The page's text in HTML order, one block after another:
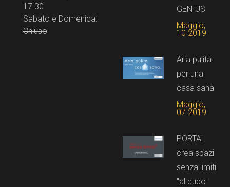
17.30
Sabato e Domenica:
Chiuso
GENIUS
Maggio,
10 2019
Aria pulita
per una
casa sana
Maggio,
07 2019
PORTAL
crea spazi
senza limiti
"al cubo"